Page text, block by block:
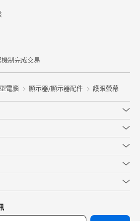
制完成交易
電腦 顯示器/顯示器配件 護眼螢幕